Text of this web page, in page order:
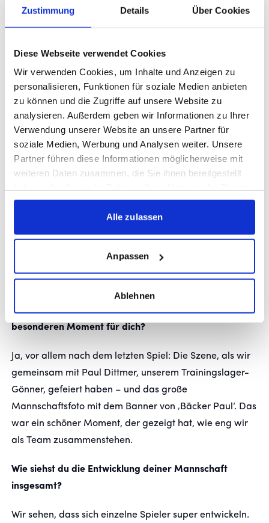
Zustimmung Details Über Cookies
Diese Webseite verwendet Cookies
Wir verwenden Cookies, um Inhalte und Anzeigen zu
personalisieren, Funktionen für soziale Medien anbieten
zu können und die Zugriffe auf unsere Website zu
analysieren. Außerdem geben wir Informationen zu Ihrer
Verwendung unserer Website an unsere Partner für
soziale Medien, Werbung und Analysen weiter. Unsere
Partner führen diese Informationen möglicherweise mit
weiteren Daten zusammen, die Sie ihnen bereitgestellt
gesammelt haben.
Alle zulassen
Anpassen
Ablehnen
Welchen Stellenwert hat der DFB-Pokal für euch?
ist der einzige Wettbewerb, der von Anfang an
bundesweit ausgetragen wird – und da wollen wir
natürlich zeigen, wer wir sind. Für uns ist das eine tolle
Chance, die Kickers und unsere Identität nach außen zu
präsentieren. Wir freuen uns riesig darauf.
Was erwartest du vom Spiel in Köln – und was braucht
es, um eine Chance zu haben?
Wir werden über Intensität kommen müssen. Wir müssen
extrem stabil sein, vor allem mental – in Phasen, in
denen wir vielleicht mal Druck aushalten müssen.
gelingt, haben wir eine Chance.
Gab es auf dem bisherigen Pokalweg einen
besonderen Moment für dich?
Ja, vor allem nach dem letzten Spiel: Die Szene, als wir
gemeinsam mit Paul Dittmer, unserem Trainingslager-
Gönner, gefeiert haben – und das große
Mannschaftsfoto mit dem Banner von ‚Bäcker Paul‘. Das
war ein schöner Moment, der gezeigt hat, wie eng wir
als Team zusammenstehen.
Wie siehst du die Entwicklung deiner Mannschaft
insgesamt?
Wir sehen, dass sich einzelne Spieler super entwickeln.